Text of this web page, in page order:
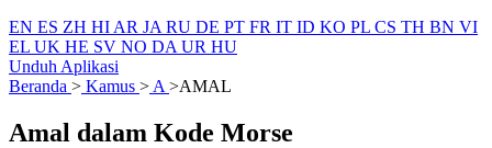
EN ES ZH HI AR JA RU DE PT FR IT ID KO PL CS TH BN VI
EL UK HE SV NO DA UR HU
Unduh Aplikasi
Beranda > Kamus > A >AMAL
Amal dalam Kode Morse